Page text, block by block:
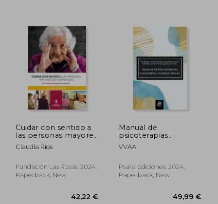
36,03 €
Cuidar con sentido a
las personas mayores
con demencia -
Manual de salud
Claudia Ríos
Fundación Las Rosas, 2024,
Paperback, New
Manual de
psicoterapias
cognitivas y
conductuales (in
VVAA
Psara Ediciones, 2024,
Paperback, New